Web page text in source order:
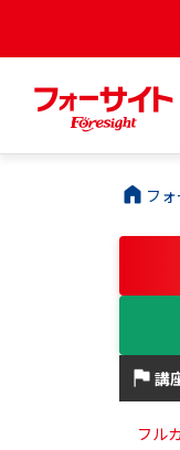
フ
講
フル